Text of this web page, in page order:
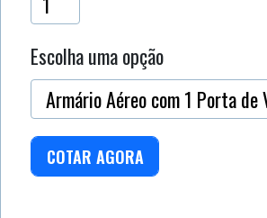
Escolha uma opção
COTAR AGORA